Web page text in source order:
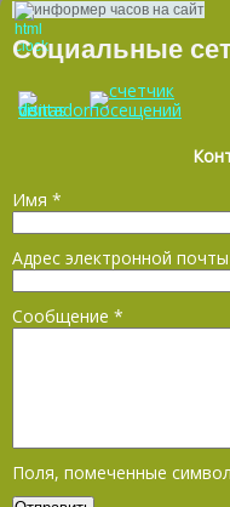
информер часов на сайт
Социальные
Имя *
Адрес электронной почты
Сообщение *
Поля, помеченные